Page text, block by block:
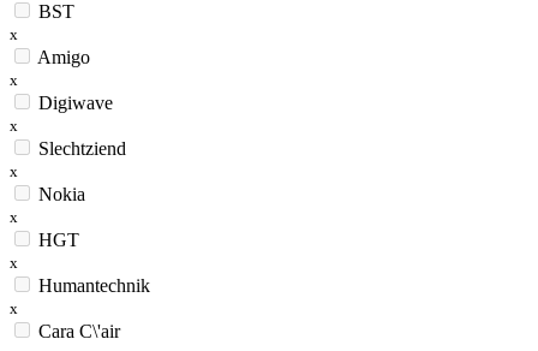
BST
x
Amigo
x
Digiwave
x
Slechtziend
x
Nokia
x
HGT
x
Humantechnik
x
Cara C\'air